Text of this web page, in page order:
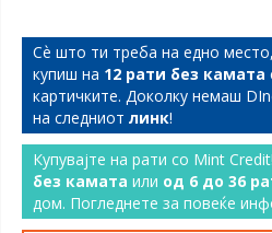
Сѐ што ти треба на едно
купиш на 12 рати без камата
картичките. Доколку немаш
на следниот линк!
Купувајте на рати со Mint
без камата или од 6 до 36
дом. Погледнете за повеќе